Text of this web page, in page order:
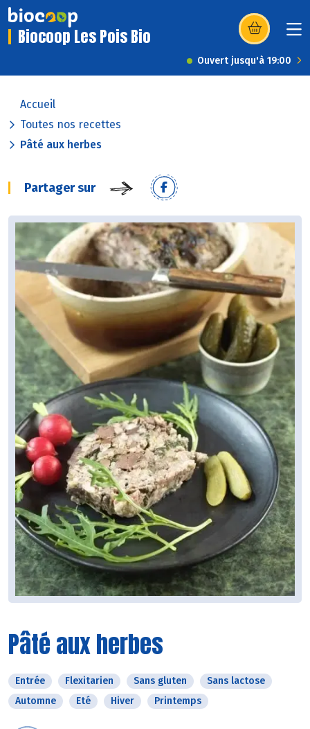
Biocoop Les Pois Bio (s’ouvre dans
Ouvert jusqu'à 19:00
Accueil
Toutes nos recettes
Pâté aux herbes
Partager sur
Pâté aux herbes
Entrée Flexitarien Sans gluten
Sans lactose
Automne
Eté Hiver Printemps